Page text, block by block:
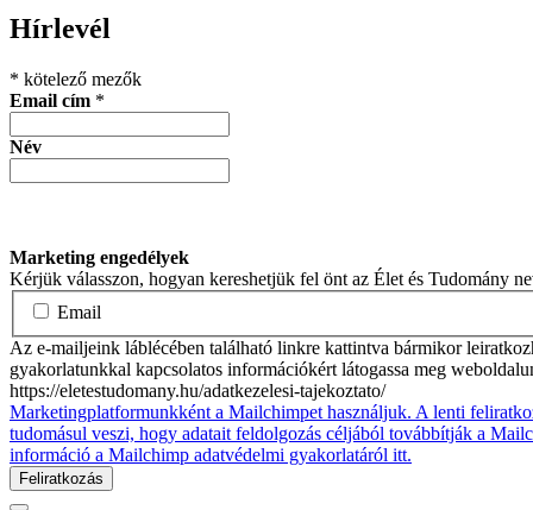
facebook-
1
youtube-
1
email
Hírlevél
* kötelező mezők
Email cím *
Név
Marketing engedélyek
Kérjük válasszon, hogyan kereshetjük fel önt az Élet és Tudomány
Email
Az e-mailjeink láblécében található linkre kattintva bármikor
gyakorlatunkkal kapcsolatos információkért látogassa meg
https://eletestudomany.hu/adatkezelesi-tajekoztato/
Marketingplatformunkként a Mailchimpet használjuk. A lenti
tudomásul veszi, hogy adatait feldolgozás céljából továbbítják a
információ a Mailchimp adatvédelmi gyakorlatáról itt.